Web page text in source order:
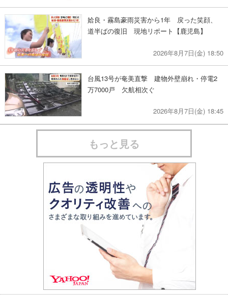
姶良・霧島豪雨災害から1年 戻った笑顔、
道半ばの復旧 現地リポート【鹿児島】
2026年8月7日(金) 18:50
台風13号が奄美直撃 建物外壁崩れ・停電2
万7000戸 欠航相次ぐ
2026年8月7日(金) 18:45
もっと見る